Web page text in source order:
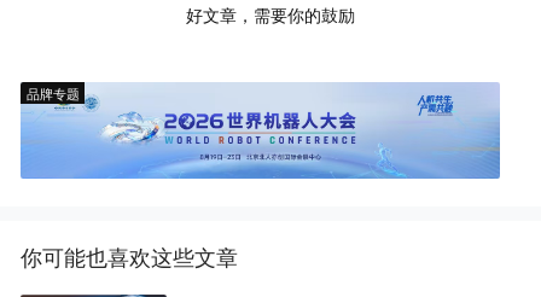
好文章，需要你的鼓励
品牌专题
你可能也喜欢这些文章